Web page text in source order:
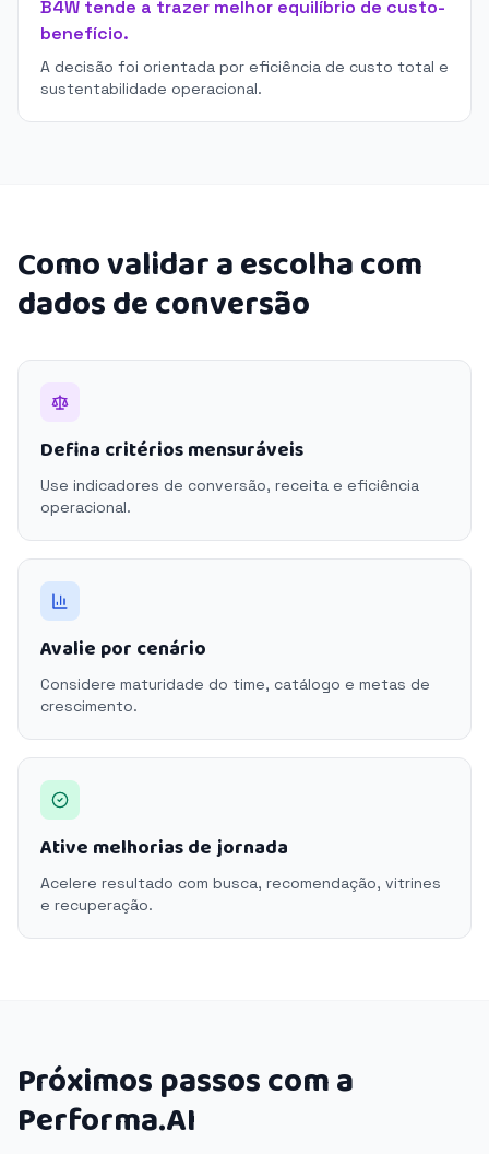
B4W tende a trazer melhor equilíbrio de custo-
benefício.
A decisão foi orientada por eficiência de custo total e
sustentabilidade operacional.
Como validar a escolha com
dados de conversão
Defina critérios mensuráveis
Use indicadores de conversão, receita e eficiência
operacional.
Avalie por cenário
Considere maturidade do time, catálogo e metas de
crescimento.
Ative melhorias de jornada
Acelere resultado com busca, recomendação, vitrines
e recuperação.
Próximos passos com a
Performa.AI